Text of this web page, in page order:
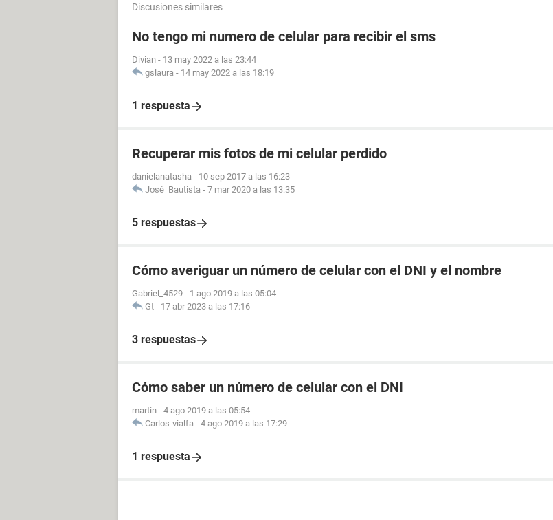
Discusiones similares
No tengo mi numero de celular para recibir el sms
Divian - 13 may 2022 a las 23:44
gslaura - 14 may 2022 a las 18:19
1 respuesta
Recuperar mis fotos de mi celular perdido
danielanatasha - 10 sep 2017 a las 16:23
José_Bautista - 7 mar 2020 a las 13:35
5 respuestas
Cómo averiguar un número de celular con el DNI y el nombre
Gabriel_4529 - 1 ago 2019 a las 05:04
Gt - 17 abr 2023 a las 17:16
3 respuestas
Cómo saber un número de celular con el DNI
martin - 4 ago 2019 a las 05:54
Carlos-vialfa - 4 ago 2019 a las 17:29
1 respuesta